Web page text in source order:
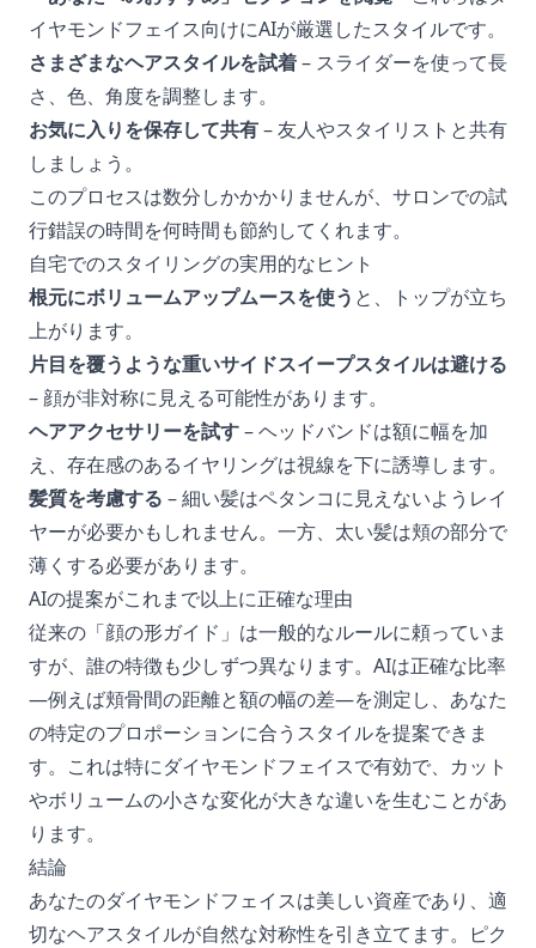
イヤモンドフェイス向けにAIが厳選したスタイルです。
さまざまなヘアスタイルを試着– スライダーを使って長
さ、色、角度を調整します。
お気に入りを保存して共有– 友人やスタイリストと共有
しましょう。
このプロセスは数分しかかかりませんが、サロンでの試
行錯誤の時間を何時間も節約してくれます。
自宅でのスタイリングの実用的なヒント
根元にボリュームアップムースを使う と、トップが立ち
上がります。
片目を覆うような重いサイドスイープスタイルは避ける
– 顔が非対称に見える可能性があります。
ヘアアクセサリーを試す– ヘッドバンドは額に幅を加
え、存在感のあるイヤリングは視線を下に誘導します。
髪質を考慮する – 細い髪はペタンコに見えないようレイ
ヤーが必要かもしれません。一方、太い髪は頬の部分で
薄くする必要があります。
AIの提案がこれまで以上に正確な理由
従来の「顔の形ガイド」は一般的なルールに頼っていま
すが、誰の特徴も少しずつ異なります。AIは正確な比率
—例えば頬骨間の距離と額の幅の差—を測定し、あなた
の特定のプロポーションに合うスタイルを提案できま
す。これは特にダイヤモンドフェイスで有効で、カット
やボリュームの小さな変化が大きな違いを生むことがあ
ります。
結論
あなたのダイヤモンドフェイスは美しい資産であり、適
切なヘアスタイルが自然な対称性を引き立てます。ピク